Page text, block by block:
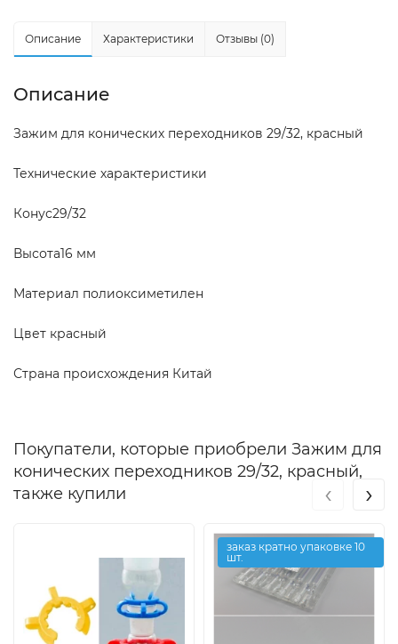
Описание Характеристики Отзывы (0)
Описание
Зажим для конических переходников 29/32, красный
Технические характеристики
Конус29/32
Высота16 мм
Материал полиоксиметилен
Цвет красный
Страна происхождения Китай
Покупатели, которые приобрели Зажим для
конических переходников 29/32, красный,
также купили
заказ кратно упаковке 10
шт.
‹ ›